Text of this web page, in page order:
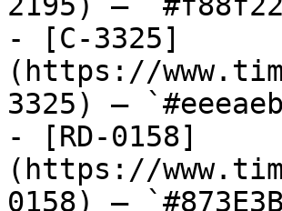
- [C-3325]
(https://
3325) —
- [RD-0158]
(https://
0158) —